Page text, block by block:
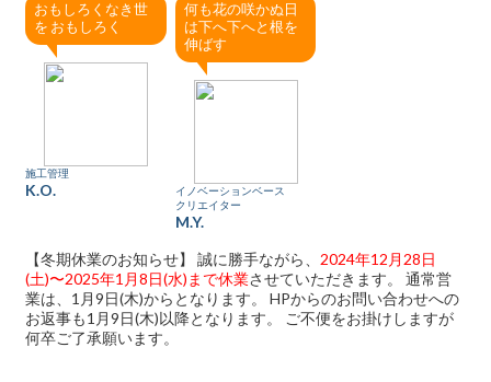
おもしろくなき世
を おもしろく
施工管理
K.O.
何も花の咲かぬ日
は下へ下へと根を
伸ばす
イノベーションベース
クリエイター
M.Y.
【冬期休業のお知らせ】 誠に勝手ながら、 2024年12月28日
(土)〜2025年1月8日(水)まで休業させていただきます。 通常営
業は、1月9日(木)からとなります。 HPからのお問い合わせへの
お返事も1月9日(木)以降となります。 ご不便をお掛けしますが
何卒ご了承願います。